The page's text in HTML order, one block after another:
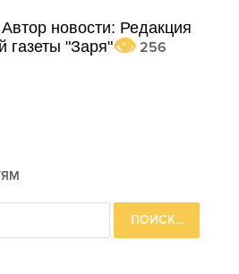
Автор новости: Редакция
газеты "Заря"
256